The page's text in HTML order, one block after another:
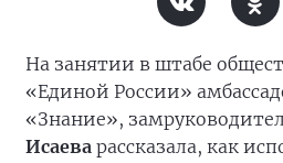
На занятии в штабе
«Единой России»
«Знание»,
Исаева рассказала, как